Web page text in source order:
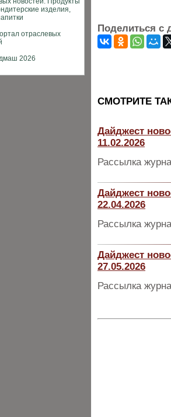
Поделиться с
CМОТРИТЕ
Дайджест
11.02.2026
Рассылка
Дайджест
22.04.2026
Рассылка
Дайджест
27.05.2026
Рассылка